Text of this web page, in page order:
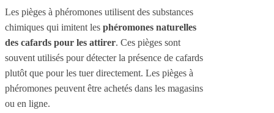
Les pièges à phéromones utilisent des substances
chimiques qui imitent les phéromones naturelles
des cafards pour les attirer. Ces pièges sont
souvent utilisés pour détecter la présence de cafards
plutôt que pour les tuer directement. Les pièges à
phéromones peuvent être achetés dans les magasins
ou en ligne.